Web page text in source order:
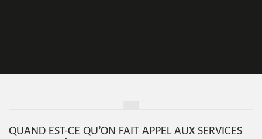
QUAND EST-CE QU’ON FAIT APPEL AUX SERVICES